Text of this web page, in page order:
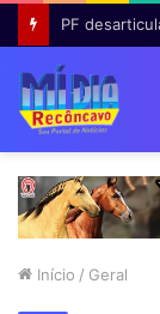
Início / Geral